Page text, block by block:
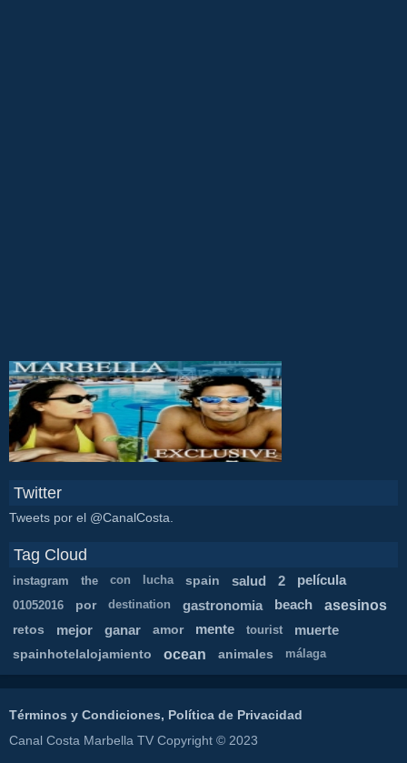
Twitter
Tweets por el @CanalCosta.
Tag Cloud
instagram the con lucha spain salud 2 película
01052016 por destination gastronomia beach asesinos
retos mejor ganar amor mente tourist muerte
spainhotelalojamiento ocean animales málaga
Términos y Condiciones, Política de Privacidad
Canal Costa Marbella TV Copyright © 2023